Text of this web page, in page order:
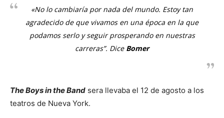
«No lo cambiaría por nada del mundo. Estoy tan
agradecido de que vivamos en una época en la que
podamos serlo y seguir prosperando en nuestras
carreras”. Dice Bomer
The Boys in the Band sera llevaba el 12 de agosto a los
teatros de Nueva York.